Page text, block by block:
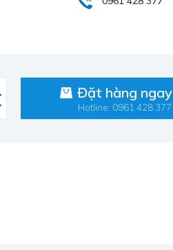
Đặt hàng ngay
Hotline: 0961 428 377